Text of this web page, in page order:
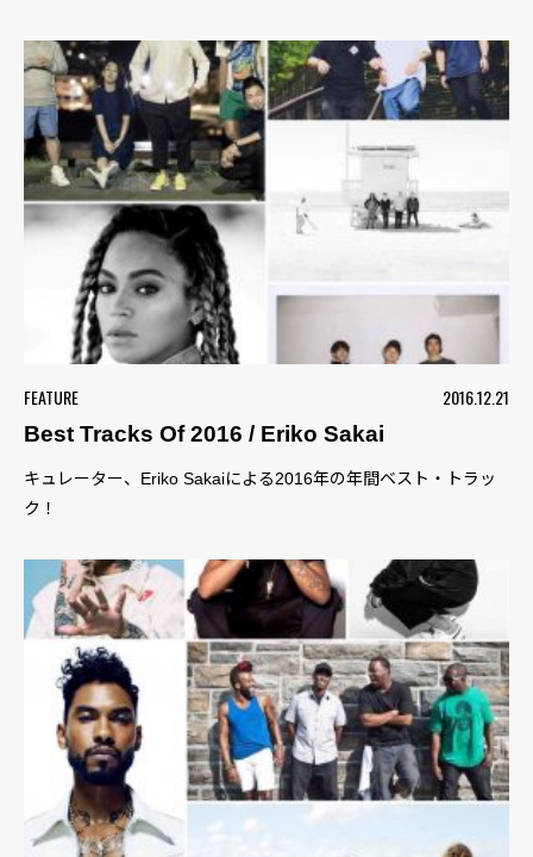
FEATURE
2016.12.21
Best Tracks Of 2016 / Eriko Sakai
キュレーター、Eriko Sakaiによる2016年の年間ベスト・トラッ
ク！